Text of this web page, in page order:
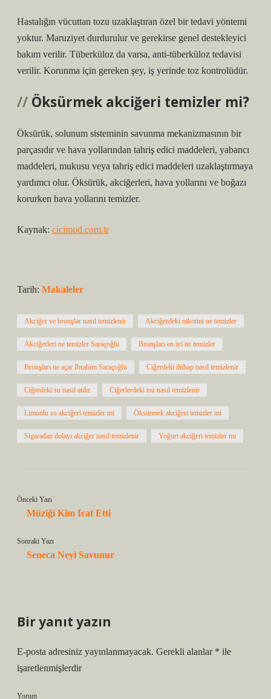
Hastalığın vücuttan tozu uzaklaştıran özel bir tedavi yöntemi
yoktur. Maruziyet durdurulur ve gerekirse genel destekleyici
bakım verilir. Tüberküloz da varsa, anti-tüberküloz tedavisi
verilir. Korunma için gereken şey, iş yerinde toz kontrolüdür.
Öksürmek akciğeri temizler mi?
Öksürük, solunum sisteminin savunma mekanizmasının bir
parçasıdır ve hava yollarından tahriş edici maddeleri, yabancı
maddeleri, mukusu veya tahriş edici maddeleri uzaklaştırmaya
yardımcı olur. Öksürük, akciğerleri, hava yollarını ve boğazı
korurken hava yollarını temizler.
Kaynak: cicimod.com.tr
Tarih: Makaleler
Akciğer ve bronşlar nasıl temizlenir Akciğerdeki nikotini ne temizler
Akciğerleri ne temizler Saraçoğlu Bronşları en iyi ne temizler
Bronşları ne açar İbrahim Saraçoğlu Ciğerdeki iltihap nasıl temizlenir
Ciğerdeki su nasıl atılır Ciğerlerdeki toz nasıl temizlenir
Limonlu su akciğeri temizler mi Öksürmek akciğeri temizler mi
Sigaradan dolayı akciğer nasıl temizlenir Yoğurt akciğeri temizler mi
Önceki Yazı
Müziği Kim Icat Etti
Sonraki Yazı
Seneca Neyi Savunur
Bir yanıt yazın
E-posta adresiniz yayınlanmayacak. Gerekli alanlar * ile
işaretlenmişlerdir
Yorum